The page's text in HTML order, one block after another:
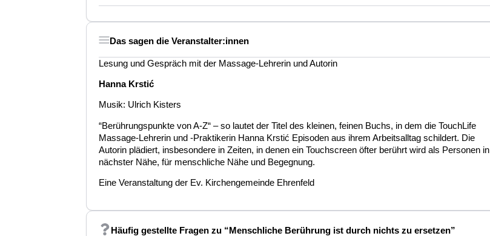
Das sagen die Veranstalter:innen
Lesung und Gespräch mit der Massage-Lehrerin und Autorin
Hanna Krstić
Musik: Ulrich Kisters
“Berührungspunkte von A-Z“ – so lautet der Titel des kleinen, feinen Buchs, in dem die TouchLife
Massage-Lehrerin und -Praktikerin Hanna Krstić Episoden aus ihrem Arbeitsalltag schildert. Die
Autorin plädiert, insbesondere in Zeiten, in denen ein Touchscreen öfter berührt wird als Personen in
nächster Nähe, für menschliche Nähe und Begegnung.
Eine Veranstaltung der Ev. Kirchengemeinde Ehrenfeld
Häufig gestellte Fragen zu “Menschliche Berührung ist durch nichts zu ersetzen”